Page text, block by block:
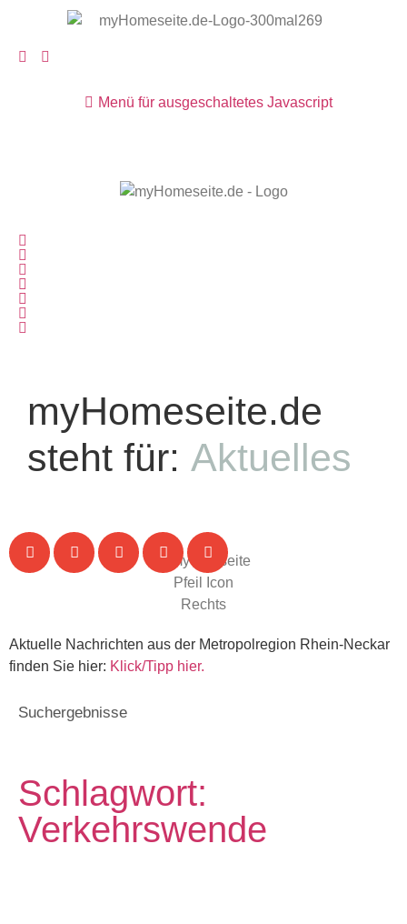
Menü für ausgeschaltetes Javascript
myHomeseite.de
steht für: Aktuelles
Aktuelle Nachrichten aus der Metropolregion Rhein-Neckar
finden Sie hier: Klick/Tipp hier.
Suchergebnisse
Schlagwort:
Verkehrswende